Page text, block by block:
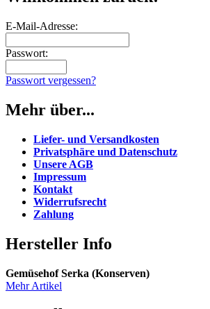
E-Mail-Adresse:
Passwort:
Passwort vergessen?
Mehr über...
Liefer- und Versandkosten
Privatsphäre und Datenschutz
Unsere AGB
Impressum
Kontakt
Widerrufsrecht
Zahlung
Hersteller Info
Gemüsehof Serka (Konserven)
Mehr Artikel